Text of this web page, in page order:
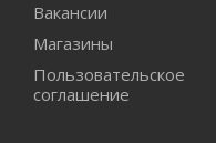
Вакансии
Магазины
Пользовательское
соглашение